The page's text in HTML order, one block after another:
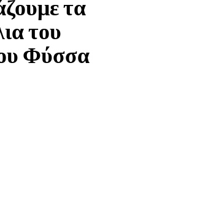
τα
του
Φύσσα